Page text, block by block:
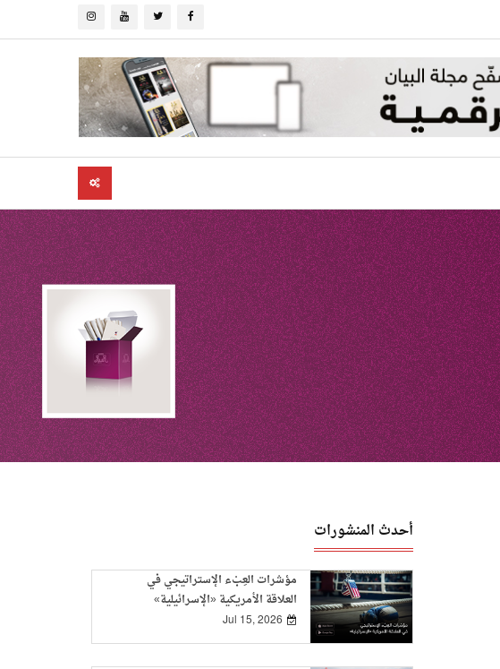
أحدث المنشورات
مؤشرات العِبْء الإستراتيجي في
العلاقة الأمريكية «الإسرائيلية»
Jul 15, 2026